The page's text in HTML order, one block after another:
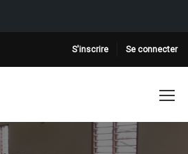
S'inscrire Se connecter